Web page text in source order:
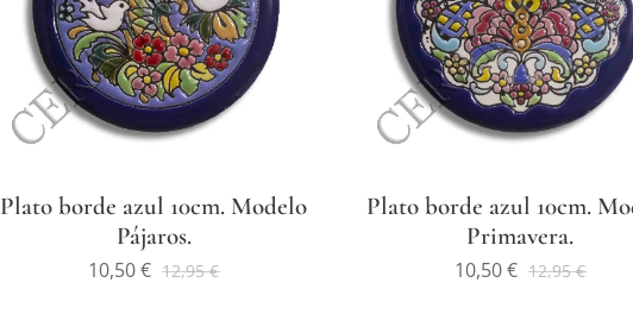
Plato borde azul 10cm. Modelo
Pájaros.
10,50€ 12,95€
Plato borde azul 10cm.
Primavera.
10,50€ 12,95€